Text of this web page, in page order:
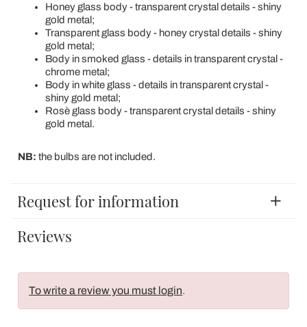
Honey glass body - transparent crystal details - shiny
gold metal;
Transparent glass body - honey crystal details - shiny
gold metal;
Body in smoked glass - details in transparent crystal -
chrome metal;
Body in white glass - details in transparent crystal -
shiny gold metal;
Rosè glass body - transparent crystal details - shiny
gold metal.
NB: the bulbs are not included.
Request for information
Reviews
To write a review you must login.